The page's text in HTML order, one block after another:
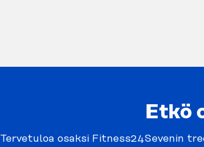
Etkö
Tervetuloa osaksi Fitness24Sevenin